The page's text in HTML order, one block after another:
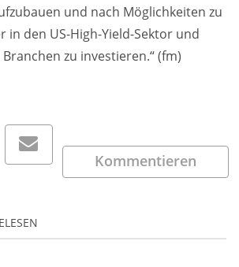
und nach Möglichkeiten zu
in den US-High-Yield-Sektor und
zu investieren.“ (fm)
Kommentieren